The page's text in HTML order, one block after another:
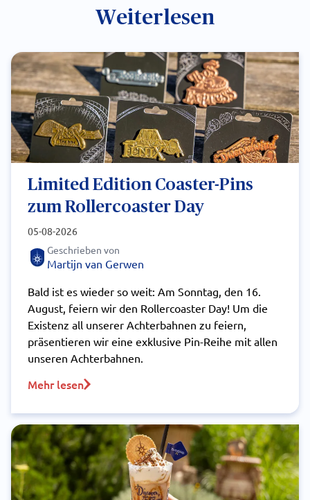
Weiterlesen
Limited Edition Coaster-Pins
zum Rollercoaster Day
05-08-2026
Geschrieben von
Martijn van Gerwen
Bald ist es wieder so weit: Am Sonntag, den 16.
August, feiern wir den Rollercoaster Day! Um die
Existenz all unserer Achterbahnen zu feiern,
präsentieren wir eine exklusive Pin-Reihe mit allen
unseren Achterbahnen.
Mehr lesen